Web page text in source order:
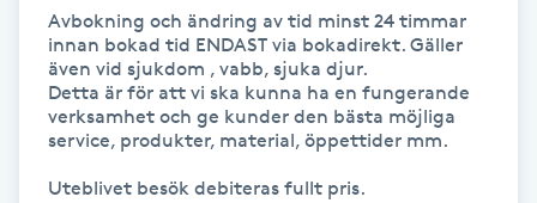
Gua Sha-massage
Hatha Yoga
Avbokning och ändring av tid minst 24 timmar
innan bokad tid ENDAST via bokadirekt. Gäller
även vid sjukdom , vabb, sjuka djur.
Detta är för att vi ska kunna ha en fungerande
verksamhet och ge kunder den bästa möjliga
service, produkter, material, öppettider mm.
Uteblivet besök debiteras fullt pris.